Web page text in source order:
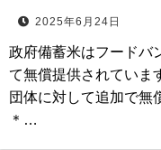
2025年6月24日
政府備蓄米はフードバ
て無償提供されていま
団体に対して追加で無
＊…